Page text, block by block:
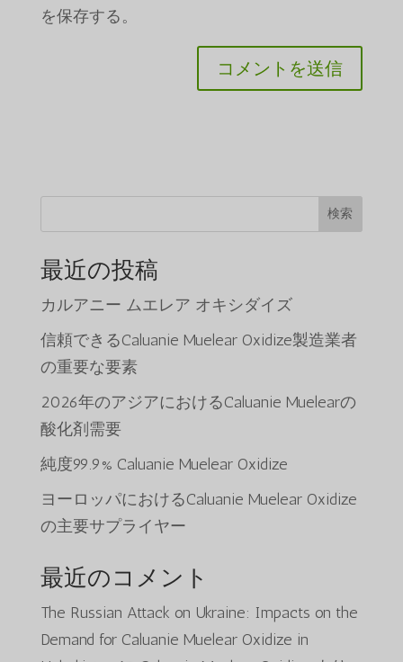
を保存する。
検索
最近の投稿
カルアニー ムエレア オキシダイズ
信頼できるCaluanie Muelear Oxidize製造業者
の重要な要素
2026年のアジアにおけるCaluanie Muelearの
酸化剤需要
純度99.9% Caluanie Muelear Oxidize
ヨーロッパにおけるCaluanie Muelear Oxidize
の主要サプライヤー
最近のコメント
The Russian Attack on Ukraine: Impacts on the
Demand for Caluanie Muelear Oxidize in